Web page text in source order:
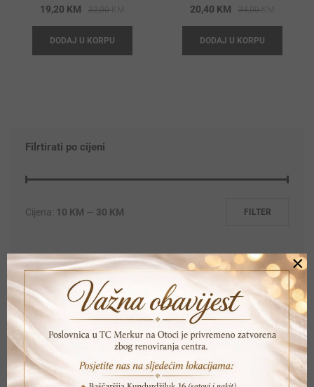
32,00
price
32,00 KM.
19,20 KM
price
19,20 KM.
DODAJ U KORPU
34,00
price
34,00
20,40 KM
price
20,40
DODAJ U KORPU
Filrtirati po cijeni
FILTER
Cijena: 10 KM — 30 KM
Kontakt informacije
Gradačačka br.1 TC Otoka
Pon- Sub. 09-21; Ned 10-18
+387 33 615 707
×